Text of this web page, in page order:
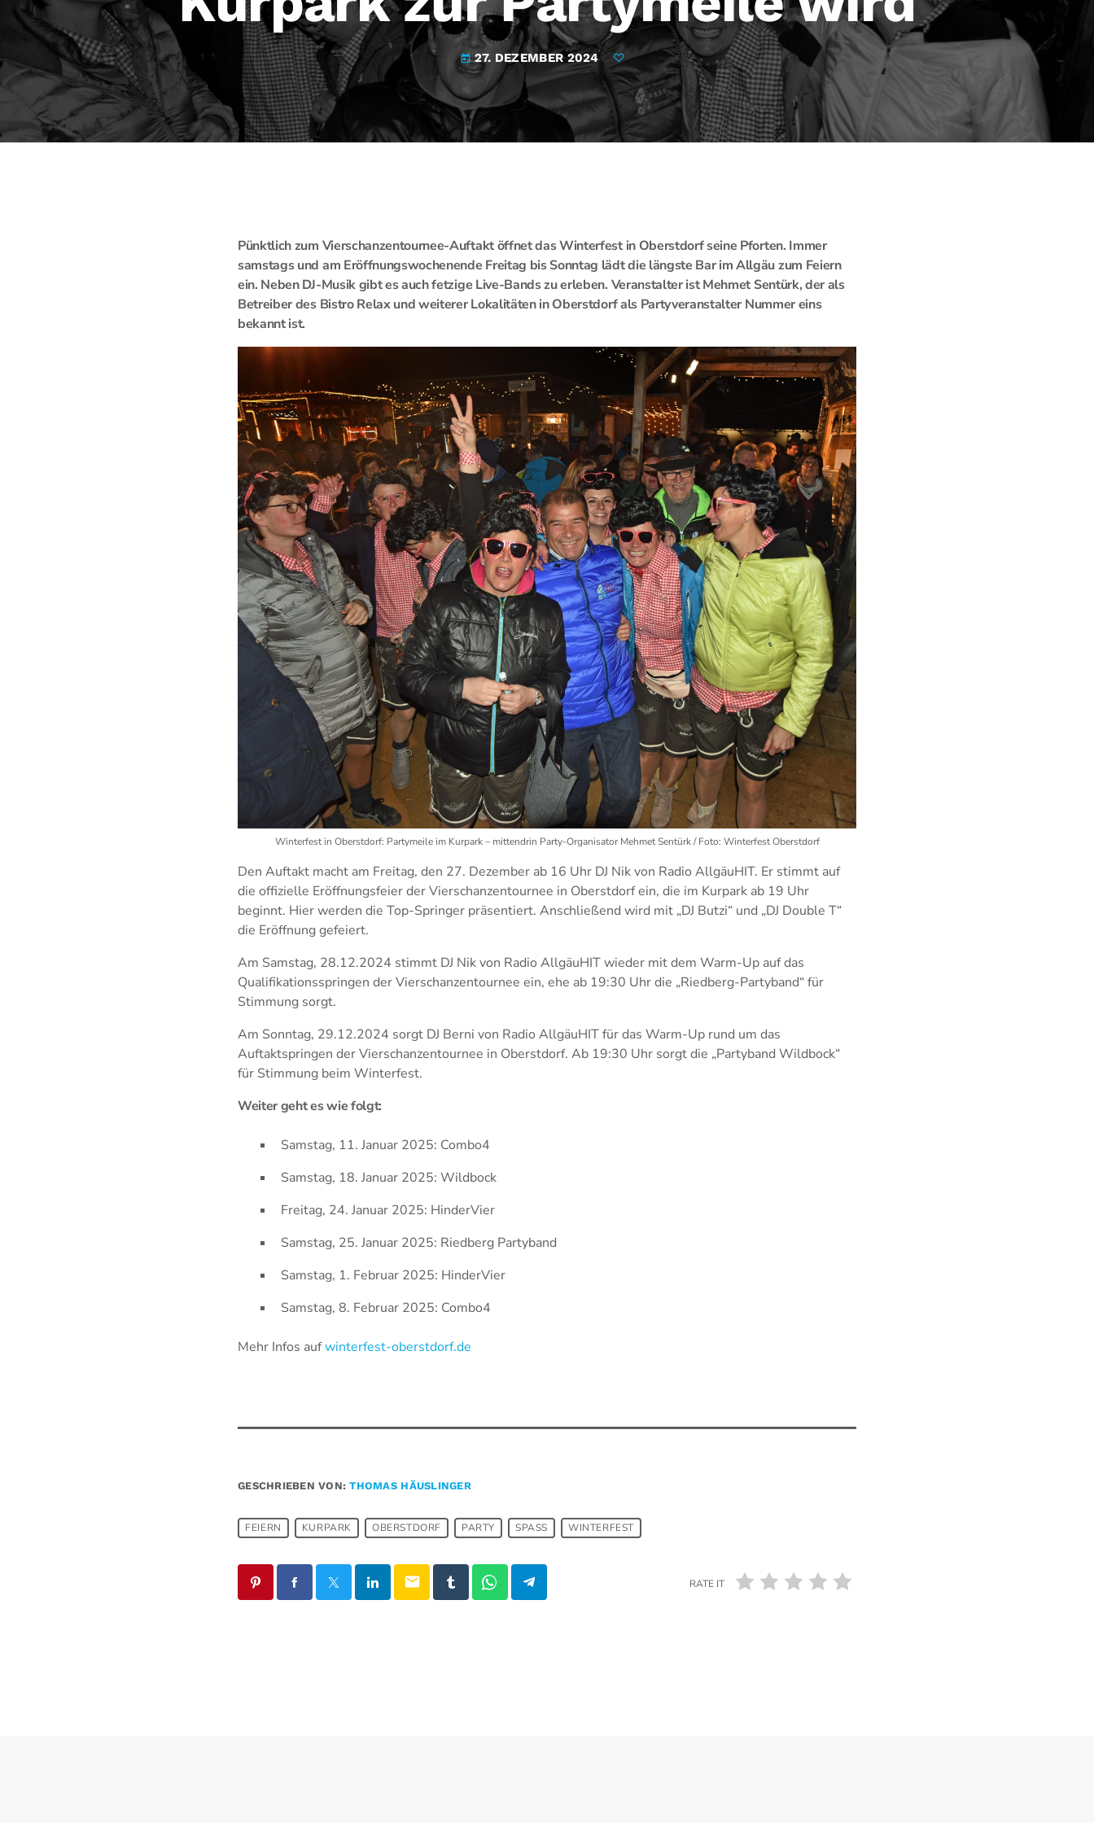
today 27. DEZEMBER 2024
Pünktlich zum Vierschanzentournee-Auftakt öffnet das Winterfest in Oberstdorf seine Pforten. Immer
samstags und am Eröffnungswochenende Freitag bis Sonntag lädt die längste Bar im Allgäu zum Feiern
ein. Neben DJ-Musik gibt es auch fetzige Live-Bands zu erleben. Veranstalter ist Mehmet Sentürk, der als
Betreiber des Bistro Relax und weiterer Lokalitäten in Oberstdorf als Partyveranstalter Nummer eins
bekannt ist.
Winterfest in Oberstdorf: Partymeile im Kurpark – mittendrin Party-Organisator Mehmet Sentürk / Foto: Winterfest Oberstdorf
Den Auftakt macht am Freitag, den 27. Dezember ab 16 Uhr DJ Nik von Radio AllgäuHIT. Er stimmt auf
die offizielle Eröffnungsfeier der Vierschanzentournee in Oberstdorf ein, die im Kurpark ab 19 Uhr
beginnt. Hier werden die Top-Springer präsentiert. Anschließend wird mit „DJ Butzi“ und „DJ Double T“
die Eröffnung gefeiert.
Am Samstag, 28.12.2024 stimmt DJ Nik von Radio AllgäuHIT wieder mit dem Warm-Up auf das
Qualifikationsspringen der Vierschanzentournee ein, ehe ab 19:30 Uhr die „Riedberg-Partyband“ für
Stimmung sorgt.
Am Sonntag, 29.12.2024 sorgt DJ Berni von Radio AllgäuHIT für das Warm-Up rund um das
Auftaktspringen der Vierschanzentournee in Oberstdorf. Ab 19:30 Uhr sorgt die „Partyband Wildbock“
für Stimmung beim Winterfest.
Weiter geht es wie folgt:
Samstag, 11. Januar 2025: Combo4
Samstag, 18. Januar 2025: Wildbock
Freitag, 24. Januar 2025: HinderVier
Samstag, 25. Januar 2025: Riedberg Partyband
Samstag, 1. Februar 2025: HinderVier
Samstag, 8. Februar 2025: Combo4
Mehr Infos aufwinterfest-oberstdorf.de
GESCHRIEBEN VON:THOMAS HÄUSLINGER
FEIERN KURPARK OBERSTDORF PARTY SPASS WINTERFEST
email RATE IT